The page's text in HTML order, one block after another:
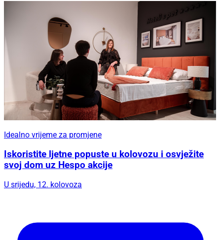
Idealno vrijeme za promjene
Iskoristite ljetne popuste u kolovozu i osvježite
svoj dom uz Hespo akcije
U srijedu, 12. kolovoza